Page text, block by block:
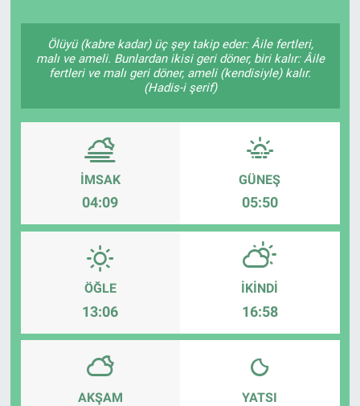
Ölüyü (kabre kadar) üç şey takip eder: Âile fertleri,
malı ve ameli. Bunlardan ikisi geri döner, biri kalır: Âile
fertleri ve malı geri döner, ameli (kendisiyle) kalır.
(Hadis-i şerif)
İMSAK
04:09
GÜNEŞ
05:50
ÖĞLE
13:06
İKINDI
16:58
AKŞAM YATSI
Bilecik
Kütahya
Çevre
Magazin
Bilim ve Teknoloji